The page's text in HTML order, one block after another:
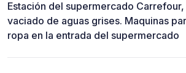
Estación del supermercado
vaciado de aguas grises. Maquinas
ropa en la entrada del supermercado